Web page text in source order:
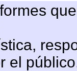
el